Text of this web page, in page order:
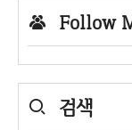
Follow
검색